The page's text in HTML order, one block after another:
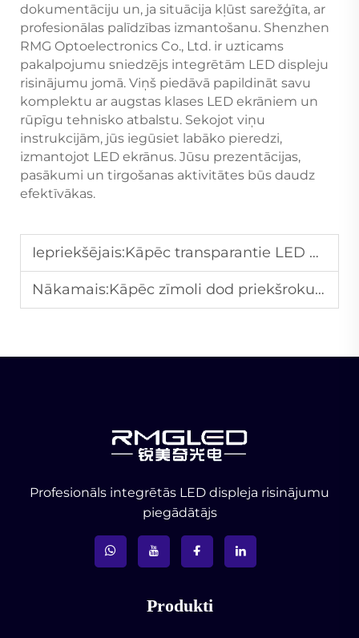
dokumentāciju un, ja situācija kļūst sarežģīta, ar
profesionālas palīdzības izmantošanu. Shenzhen
RMG Optoelectronics Co., Ltd. ir uzticams
pakalpojumu sniedzējs integrētām LED displeju
risinājumu jomā. Viņš piedāvā papildināt savu
komplektu ar augstas klases LED ekrāniem un
rūpīgu tehnisko atbalstu. Sekojot viņu
instrukcijām, jūs iegūsiet labāko pieredzi,
izmantojot LED ekrānus. Jūsu prezentācijas,
pasākumi un tirgošanas aktivitātes būs daudz
efektīvākas.
Iepriekšējais:Kāpēc transparantie LED ekrāni iegūst popularitāti arhitektūras dekorācijā?
Nākamais:Kāpēc zīmoli dod priekšroku LED reklāmas ekrāniem, lai sasniegtu mērķauditoriju?
Profesionāls integrētās LED displeja risinājumu
piegādātājs
Produkti